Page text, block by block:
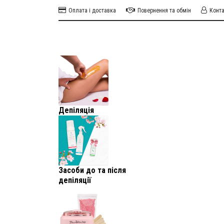
Оплата і доставка Повернення та обмін
Депіляція
Засоби до та після
депіляції